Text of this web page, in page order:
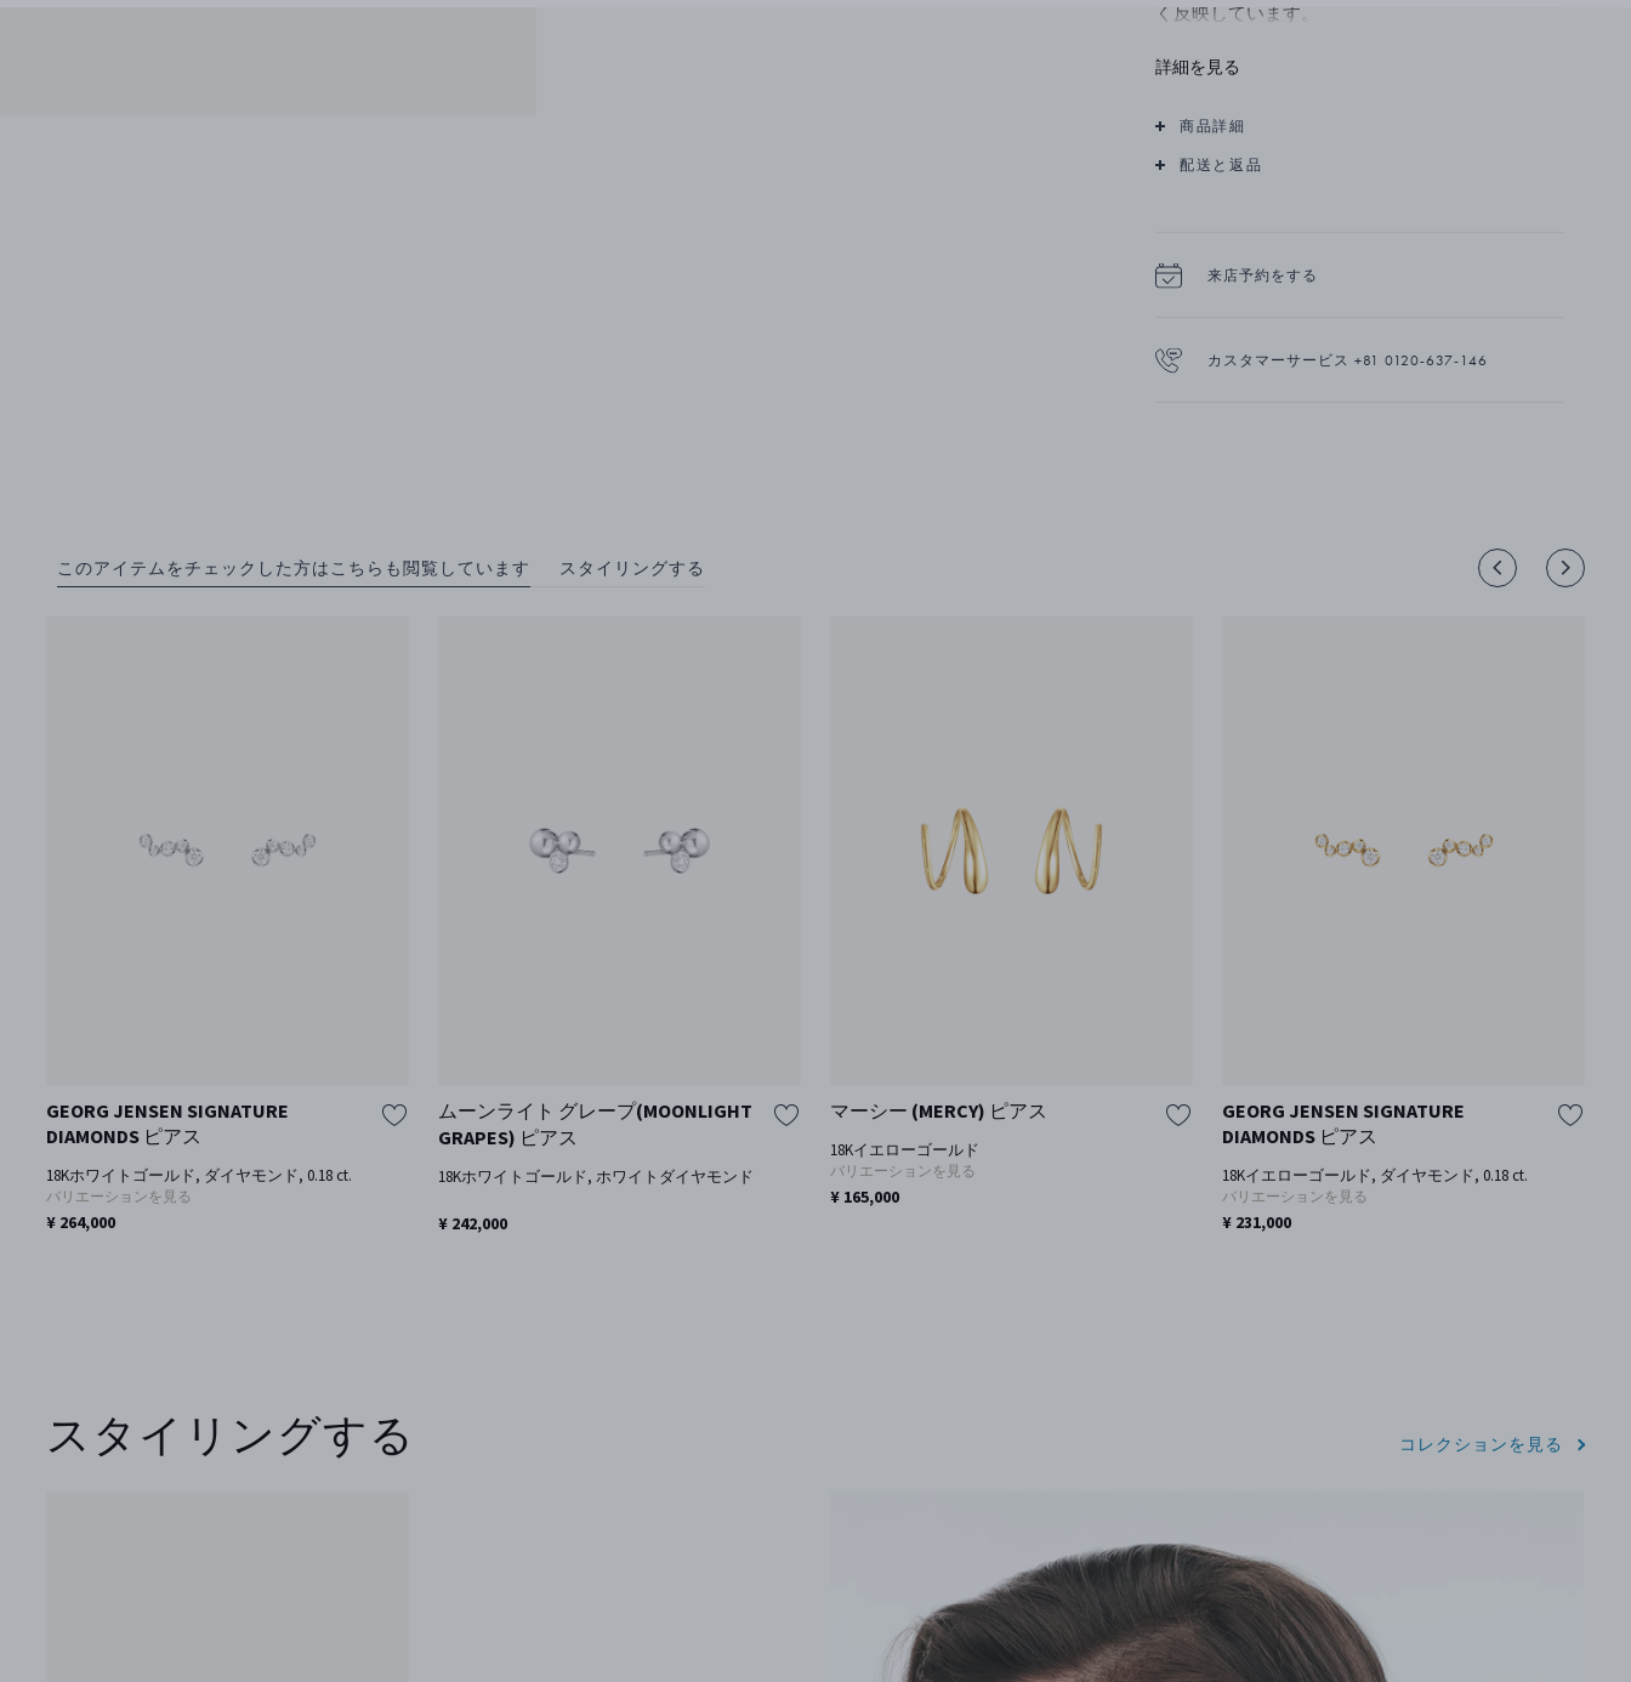
く反映しています。
※こちらの商品はピアスホールがない方にもご着
詳細を見る
商品詳細
配送と返品
来店予約をする
カスタマーサービス +81 0120-637-146
このアイテムをチェックした方はこちらも閲覧しています スタイリングする
GEORG JENSEN SIGNATURE
DIAMONDS ピアス
18Kホワイトゴールド, ダイヤモンド, 0.18 ct.
バリエーションを見る
¥ 264,000
ムーンライト グレープ(MOONLIGHT
GRAPES) ピアス
18Kホワイトゴールド, ホワイトダイヤモンド
¥ 242,000
マーシー (MERCY) ピアス
18Kイエローゴールド
バリエーションを見る
¥ 165,000
GEORG JENSEN SIGNATURE
DIAMONDS ピアス
18Kイエローゴールド, ダイヤモンド, 0.18 ct.
バリエーションを見る
¥ 231,000
コレクションを見る
スタイリングする